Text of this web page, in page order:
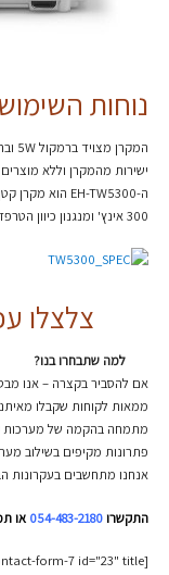
נוחות
ישירות מהמקרן וללא
300 אינץ' ומנגנון כיוון הטרפז וכך יש לנו מגוון רחב של מיקומי ההתקנה.
צלצלו
למה שתבחרו בנו?
אם להסביר בקצרה – אנו
ממאות לקוחות שקבלו
מתמחה בהקמה של מערכות
פתרונות מקיפים בשילוב
אנחנו מתחשבים בעקרונות
התקשרו 054-483-2180 או
[contact-form-7 id="23" title="טופס יצירת קשר 1"]